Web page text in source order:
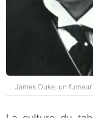
James Duke, un